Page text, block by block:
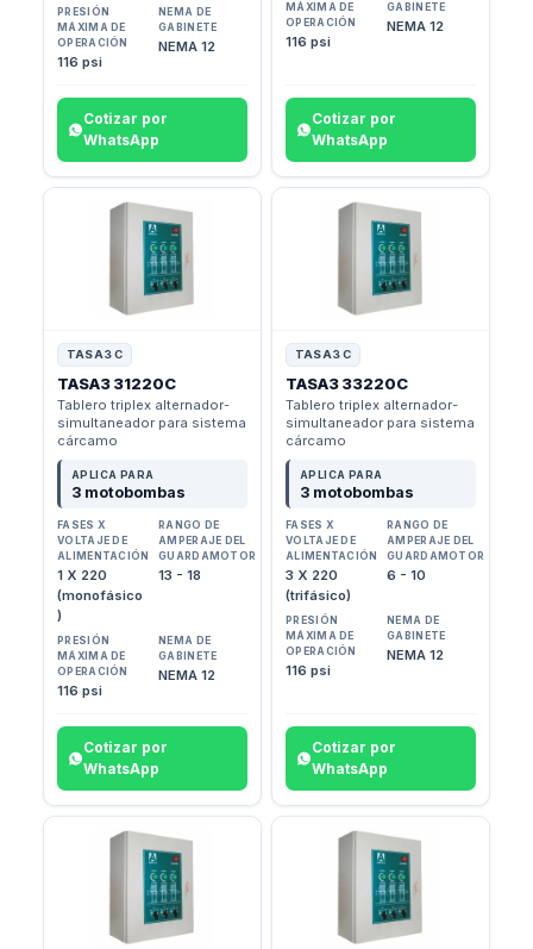
PRESIÓN
MÁXIMA DE
OPERACIÓN
116 psi
NEMA DE
GABINETE
NEMA 12
Cotizar por
WhatsApp
MÁXIMA DE
OPERACIÓN
116 psi
GABINETE
NEMA 12
Cotizar por
WhatsApp
TASA3 C
TASA3 31220C
Tablero triplex alternador-
simultaneador para sistema
cárcamo
APLICA PARA
3 motobombas
FASES X
VOLTAJE DE
ALIMENTACIÓN
1 X 220
(monofásico
)
RANGO DE
AMPERAJE DEL
GUARDAMOTOR
13 - 18
PRESIÓN
MÁXIMA DE
OPERACIÓN
116 psi
NEMA DE
GABINETE
NEMA 12
Cotizar por
WhatsApp
TASA3 C
TASA3 33220C
Tablero triplex alternador-
simultaneador para sistema
cárcamo
APLICA PARA
3 motobombas
FASES X
VOLTAJE DE
ALIMENTACIÓN
3 X 220
(trifásico)
RANGO DE
AMPERAJE DEL
GUARDAMOTOR
6 - 10
PRESIÓN
MÁXIMA DE
OPERACIÓN
116 psi
NEMA DE
GABINETE
NEMA 12
Cotizar por
WhatsApp